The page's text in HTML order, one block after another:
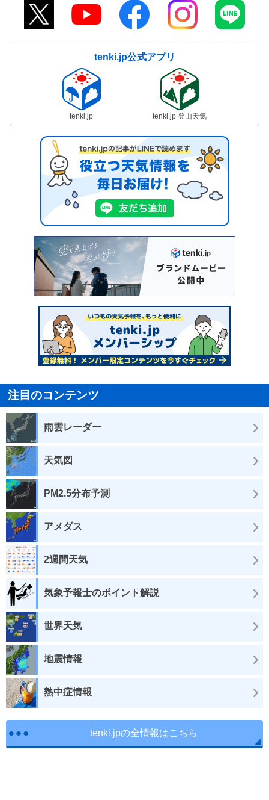
tenki.jp公式アプリ
tenki.jp tenki.jp 登山天気
注目のコンテンツ
雨雲レーダー
天気図
PM2.5分布予測
アメダス
2週間天気
気象予報士のポイント解説
世界天気
地震情報
熱中症情報
tenki.jpの全情報はこちら